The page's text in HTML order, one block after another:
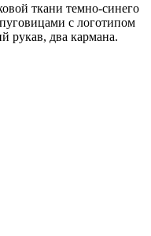
ткани темно-синего
с логотипом
рукав, два кармана.